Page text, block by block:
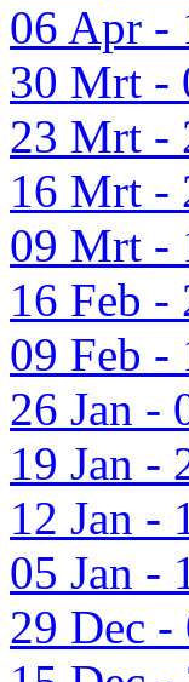
06 Apr -
30 Mrt -
23 Mrt -
16 Mrt -
09 Mrt -
16 Feb -
09 Feb -
26 Jan -
19 Jan -
12 Jan -
05 Jan -
29 Dec -